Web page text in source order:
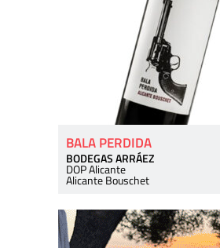
BALA PERDIDA
BODEGAS ARRÁEZ
DOP Alicante
Alicante Bouschet